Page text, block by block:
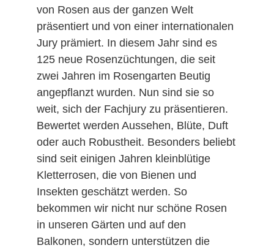
von Rosen aus der ganzen Welt
präsentiert und von einer internationalen
Jury prämiert. In diesem Jahr sind es
125 neue Rosenzüchtungen, die seit
zwei Jahren im Rosengarten Beutig
angepflanzt wurden. Nun sind sie so
weit, sich der Fachjury zu präsentieren.
Bewertet werden Aussehen, Blüte, Duft
oder auch Robustheit. Besonders beliebt
sind seit einigen Jahren kleinblütige
Kletterrosen, die von Bienen und
Insekten geschätzt werden. So
bekommen wir nicht nur schöne Rosen
in unseren Gärten und auf den
Balkonen, sondern unterstützen die